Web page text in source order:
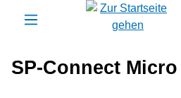
springen
SP-Connect